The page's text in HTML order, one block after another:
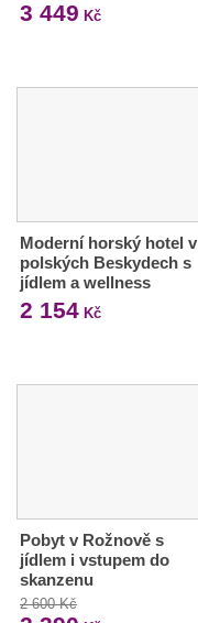
3 449 Kč
Moderní horský hotel v
polských Beskydech s
jídlem a wellness
2 154 Kč
Pobyt v Rožnově s
jídlem i vstupem do
skanzenu
2 600 Kč